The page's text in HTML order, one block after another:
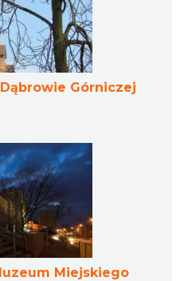
Górniczej
Miejskiego